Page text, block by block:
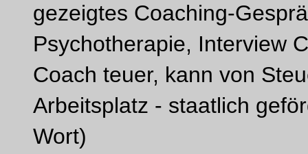
gezeigtes Coaching-
Psychotherapie, Interview
Coach teuer, kann von
Arbeitsplatz - staatlich
Wort)